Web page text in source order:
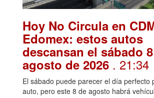
Hoy No Circula en
Edomex: estos autos
descansan el sábado
agosto de 2026 . 21:34
El sábado puede parecer el día perfecto
auto, pero este 8 de agosto habrá